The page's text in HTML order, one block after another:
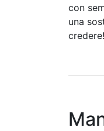
con
una
credere!